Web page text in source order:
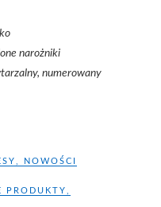
narożniki
numerowany
NOWOŚCI
PRODUKTY